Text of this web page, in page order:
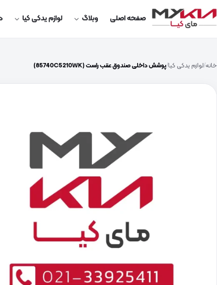
صفحه اصلی وبلاگ لوازم یدکی کیا
خانه لوازم یدکی کیا پوشش داخلی صندوق عقب راست (85740C5210WK)